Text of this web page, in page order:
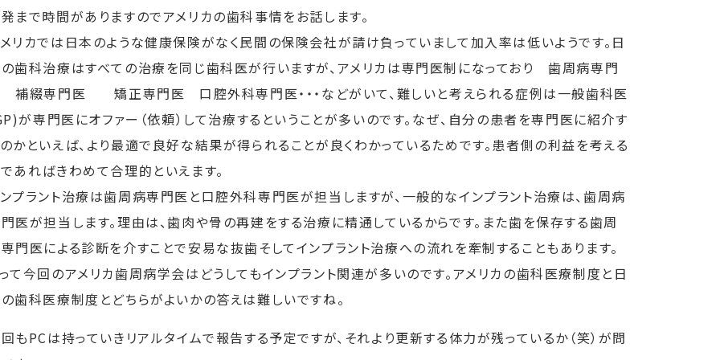
まで時間がありますのでアメリカの歯科事情をお話します。
リカでは日本のような健康保険がなく民間の保険会社が請け負っていまして加入率は低いようです。日
歯科治療はすべての治療を同じ歯科医が行いますが、アメリカは専門医制になっており 歯周病専門
補綴専門医 矯正専門医 口腔外科専門医・・・などがいて、難しいと考えられる症例は一般歯科医
が専門医にオファー（依頼）して治療するということが多いのです。なぜ、自分の患者を専門医に紹介す
かといえば、より最適で良好な結果が得られることが良くわかっているためです。患者側の利益を考える
あればきわめて合理的といえます。
プラント治療は歯周病専門医と口腔外科専門医が担当しますが、一般的なインプラント治療は、歯周病
医が担当します。理由は、歯肉や骨の再建をする治療に精通しているからです。また歯を保存する歯周
門医による診断を介すことで安易な抜歯そしてインプラント治療への流れを牽制することもあります。
て今回のアメリカ歯周病学会はどうしてもインプラント関連が多いのです。アメリカの歯科医療制度と日
歯科医療制度とどちらがよいかの答えは難しいですね。
もPCは持っていきリアルタイムで報告する予定ですが、それより更新する体力が残っているか（笑）が問